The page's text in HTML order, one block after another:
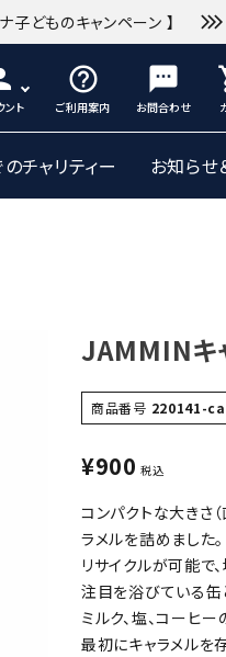
子どものキャンペーン 】
ント
help_outline
ご利用案内
sms
お問合わせ
チャリティー お知らせ
JAMMINキ
商品番号 220141-
¥900 税込
コンパクトな大きさ
ラメルを詰めました。
リサイクルが可能で
注目を浴びている缶
ミルク、塩、コーヒ
最初にキャラメルを